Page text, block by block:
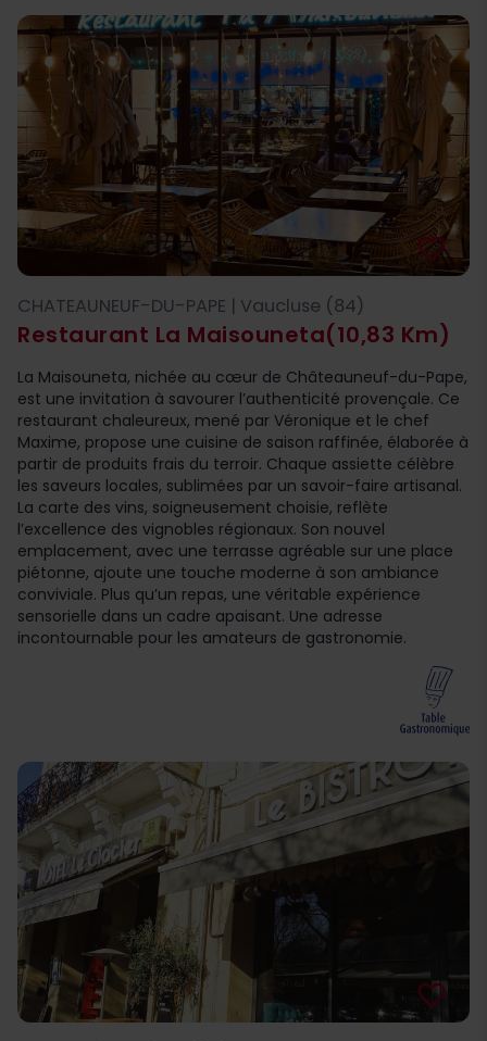
Restaurant La Maisouneta(10,83 Km)
favorite_border
CHATEAUNEUF-DU-PAPE | Vaucluse (84)
La Maisouneta, nichée au cœur de Châteauneuf-du-Pape,
est une invitation à savourer l’authenticité provençale. Ce
restaurant chaleureux, mené par Véronique et le chef
Maxime, propose une cuisine de saison raffinée, élaborée à
partir de produits frais du terroir. Chaque assiette célèbre
les saveurs locales, sublimées par un savoir-faire artisanal.
La carte des vins, soigneusement choisie, reflète
l’excellence des vignobles régionaux. Son nouvel
emplacement, avec une terrasse agréable sur une place
piétonne, ajoute une touche moderne à son ambiance
conviviale. Plus qu’un repas, une véritable expérience
sensorielle dans un cadre apaisant. Une adresse
incontournable pour les amateurs de gastronomie.
favorite_border